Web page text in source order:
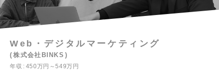
Web・デジタルマーケティング
株式会社BINKS
年収
450万円～549万円